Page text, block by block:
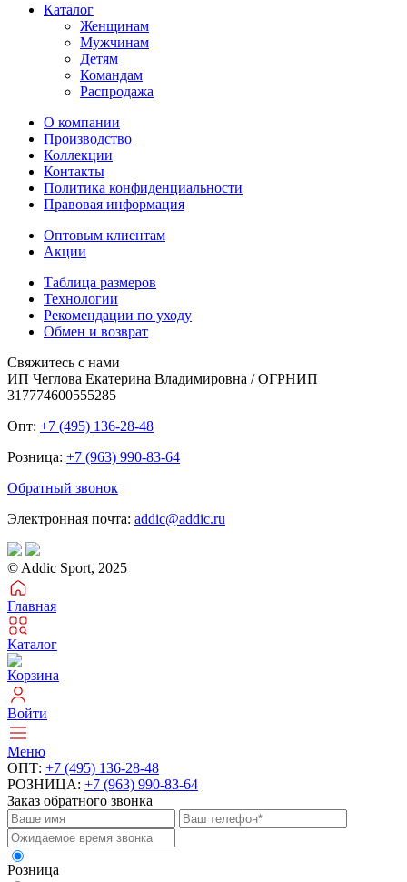
Каталог
Женщинам
Мужчинам
Детям
Командам
Распродажа
О компании
Производство
Коллекции
Контакты
Политика конфиденциальности
Правовая информация
Оптовым клиентам
Акции
Таблица размеров
Технологии
Рекомендации по уходу
Обмен и возврат
Свяжитесь с нами
ИП Чеглова Екатерина Владимировна / ОГРНИП
317774600555285
Опт: +7 (495) 136-28-48
Розница: +7 (963) 990-83-64
Обратный звонок
Электронная почта: addic@addic.ru
© Addic Sport, 2025
Главная
Каталог
Корзина
Войти
Меню
ОПТ: +7 (495) 136-28-48
РОЗНИЦА: +7 (963) 990-83-64
Заказ обратного звонка
Розница